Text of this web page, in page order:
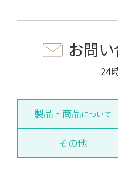
お問
24
製品・商品について
その他